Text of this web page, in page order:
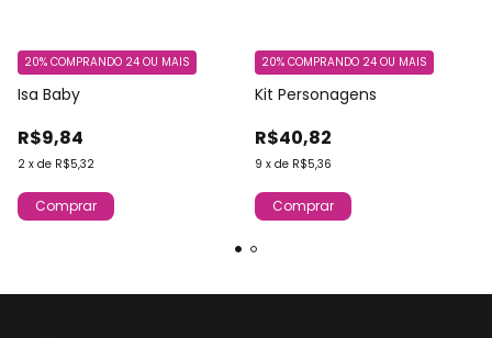
Isa Baby
R$9,84
2 x de R$5,32
20% COMPRANDO 24 OU MAIS
Comprar
Kit Personagens
R$40,82
9 x de R$5,36
20% COMPRANDO 24 OU MAIS